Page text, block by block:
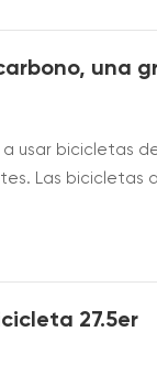
una
usar bicicletas
Las bicicletas
rumores de que
27.5er